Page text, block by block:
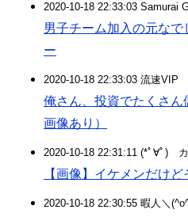
2020-10-18 22:33:03 Samurai
男子チーム加入の元なで
ー
2020-10-18 22:33:03 流速VIP
俺さん、投資でたくさ
画像あり）
2020-10-18 22:31:11 (*ﾟ∀ﾟ)ゞ
【画像】イケメンだけ
2020-10-18 22:30:55 暇人＼